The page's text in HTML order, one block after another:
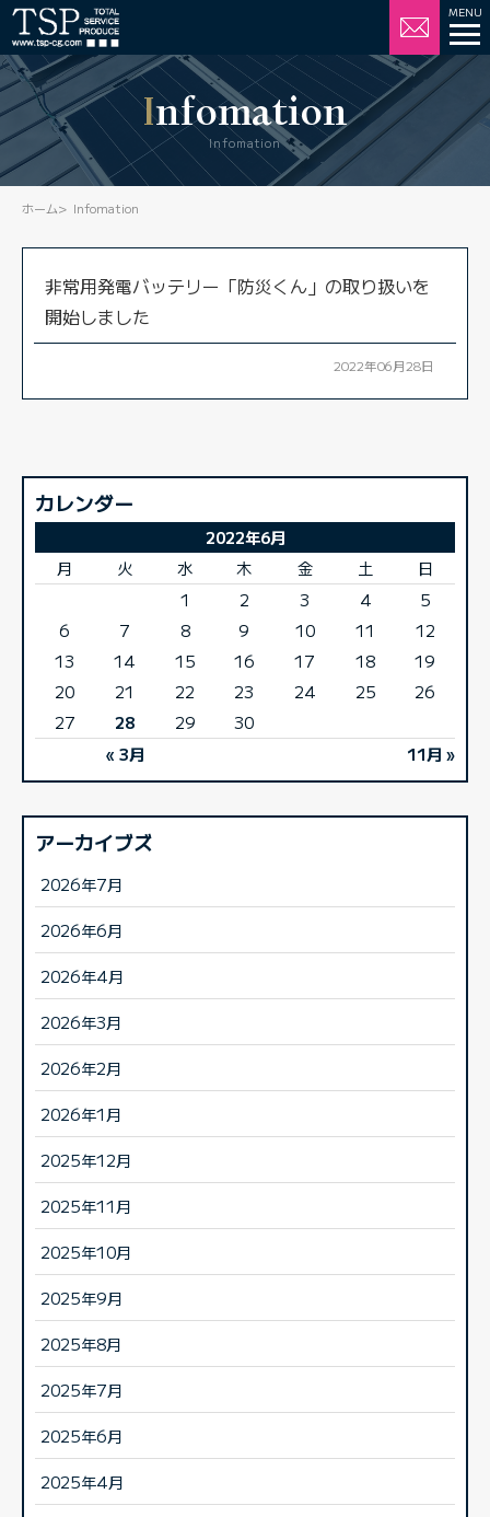
Infomation
Infomation
ホーム Infomation
非常用発電バッテリー「防災くん」の取り扱いを
開始しました
2022年06月28日
カレンダー
2022年6月
月
火 水 木 金 土 日
« 3月 11月 »
1 2 3 4
5
6
7 8 9 10 11
12
13
14 15 16 17 18
19
20
21 22 23 24 25
26
27
28 29 30
アーカイブズ
2026年7月
2026年6月
2026年4月
2026年3月
2026年2月
2026年1月
2025年12月
2025年11月
2025年10月
2025年9月
2025年8月
2025年7月
2025年6月
2025年4月